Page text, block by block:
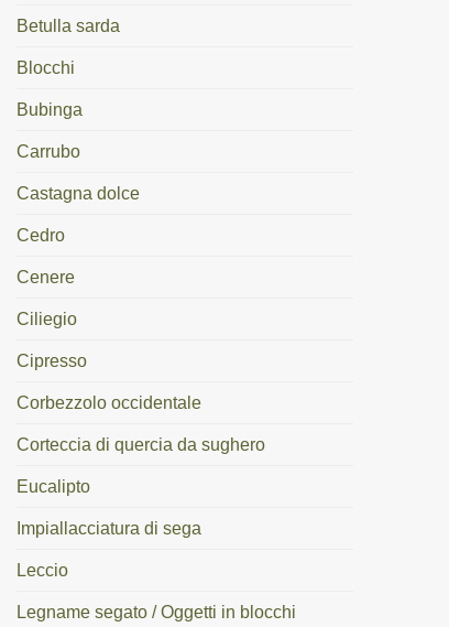
Betulla sarda
Blocchi
Bubinga
Carrubo
Castagna dolce
Cedro
Cenere
Ciliegio
Cipresso
Corbezzolo occidentale
Corteccia di quercia da sughero
Eucalipto
Impiallacciatura di sega
Leccio
Legname segato / Oggetti in blocchi